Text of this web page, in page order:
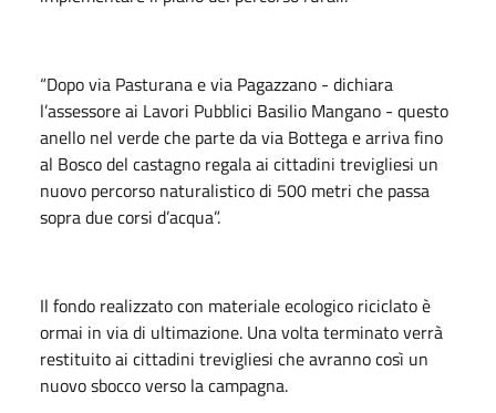
“Dopo via Pasturana e via Pagazzano - dichiara
l’assessore ai Lavori Pubblici Basilio Mangano - questo
anello nel verde che parte da via Bottega e arriva fino
al Bosco del castagno regala ai cittadini trevigliesi un
nuovo percorso naturalistico di 500 metri che passa
sopra due corsi d’acqua”.
Il fondo realizzato con materiale ecologico riciclato è
ormai in via di ultimazione. Una volta terminato verrà
restituito ai cittadini trevigliesi che avranno così un
nuovo sbocco verso la campagna.